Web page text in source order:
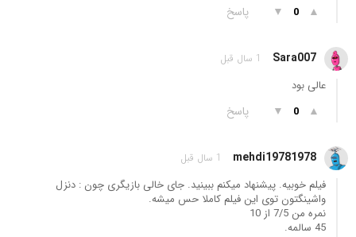
▲
0
▼ پاسخ
Sara007 1 سال قبل
عالی بود
▲
0
▼ پاسخ
mehdi19781978 1 سال قبل
فیلم خوبیه. پیشنهاد میکنم ببینید. جای خالی بازیگری چون : دنزل
واشینگتون توی این فیلم کاملا حس میشه.
نمره من 7/5 از 10
45 سالمه.